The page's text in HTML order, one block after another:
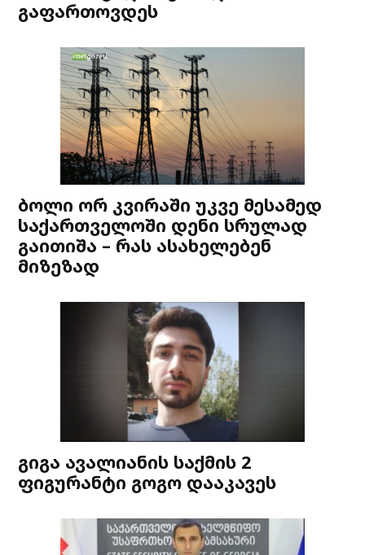
გაფართოვდეს
ბოლი ორ კვირაში უკვე მესამედ
საქართველოში დენი სრულად
გაითიშა – რას ასახელებენ
მიზეზად
გიგა ავალიანის საქმის 2
ფიგურანტი გოგო დააკავეს